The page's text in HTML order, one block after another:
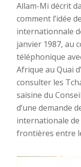
Allam-Mi décrit
comment l’idée
internationnale
janvier 1987, au
téléphonique
Afrique au Quai
consulter les
saisine du
d’une demande
internationale
frontières entre